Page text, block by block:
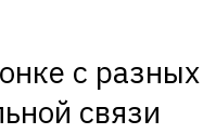
с разных
связи